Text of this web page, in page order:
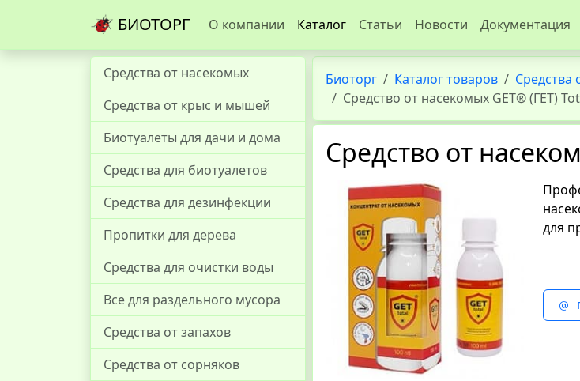
БИОТОРГ О компании Каталог Статьи Новости Документация
Средства от насекомых
Средства от крыс и мышей
Биотуалеты для дачи и дома
Средства для биотуалетов
Средства для дезинфекции
Пропитки для дерева
Средства для очистки воды
Все для раздельного мусора
Средства от запахов
Средства от сорняков
Биоторг Каталог товаров Средства
Средство от насекомых GET® (ГЕТ)
Средство от
для